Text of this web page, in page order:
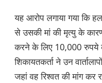
यह आरोप लगाया गया कि
से उसकी मां की मृत्यु के
करने के लिए 10,000 रुपये
शिकायतकर्ता ने उन
जहां वह रिश्वत की मांग कर